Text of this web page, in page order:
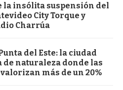
la insólita suspensión del
City Torque y
Charrúa
del Este: la ciudad
de naturaleza donde las
más de un 20%